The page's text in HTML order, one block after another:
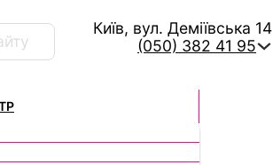
Київ, вул. Деміївська 14
(050) 382 41 95